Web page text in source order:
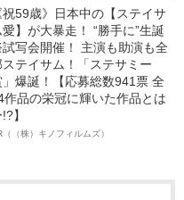
祝59歳》日本中の【ステイサ
愛】が大暴走！ “勝手に”生誕
試写会開催！ 主演も助演も全
ステイサム！「ステサミー
」爆誕！【応募総数941票 全
作品の栄冠に輝いた作品とは
】
（（株）キノフィルムズ）